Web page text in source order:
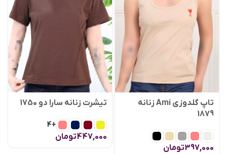
تاپ گلدوزی Ami زنانه
1879
397,000تومان
تیشرت زنانه سارا دو 1750
+4
447,000تومان